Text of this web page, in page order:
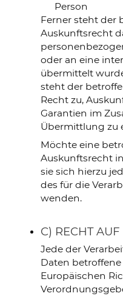
Person
Ferner steht der
Auskunftsrecht
oder an eine
übermittelt
steht der
Recht zu,
Garantien im
Übermittlung zu
Möchte eine
Auskunftsrecht
sie sich hierzu
des für die
wenden.
C) RECHT
Jede der
Daten
Europäischen